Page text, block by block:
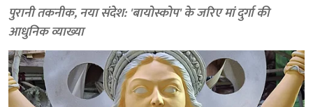
पुरानी तकनीक, नया संदेश: 'बायोस्कोप' के जरिए मां दुर्गा की
आधुनिक व्याख्या